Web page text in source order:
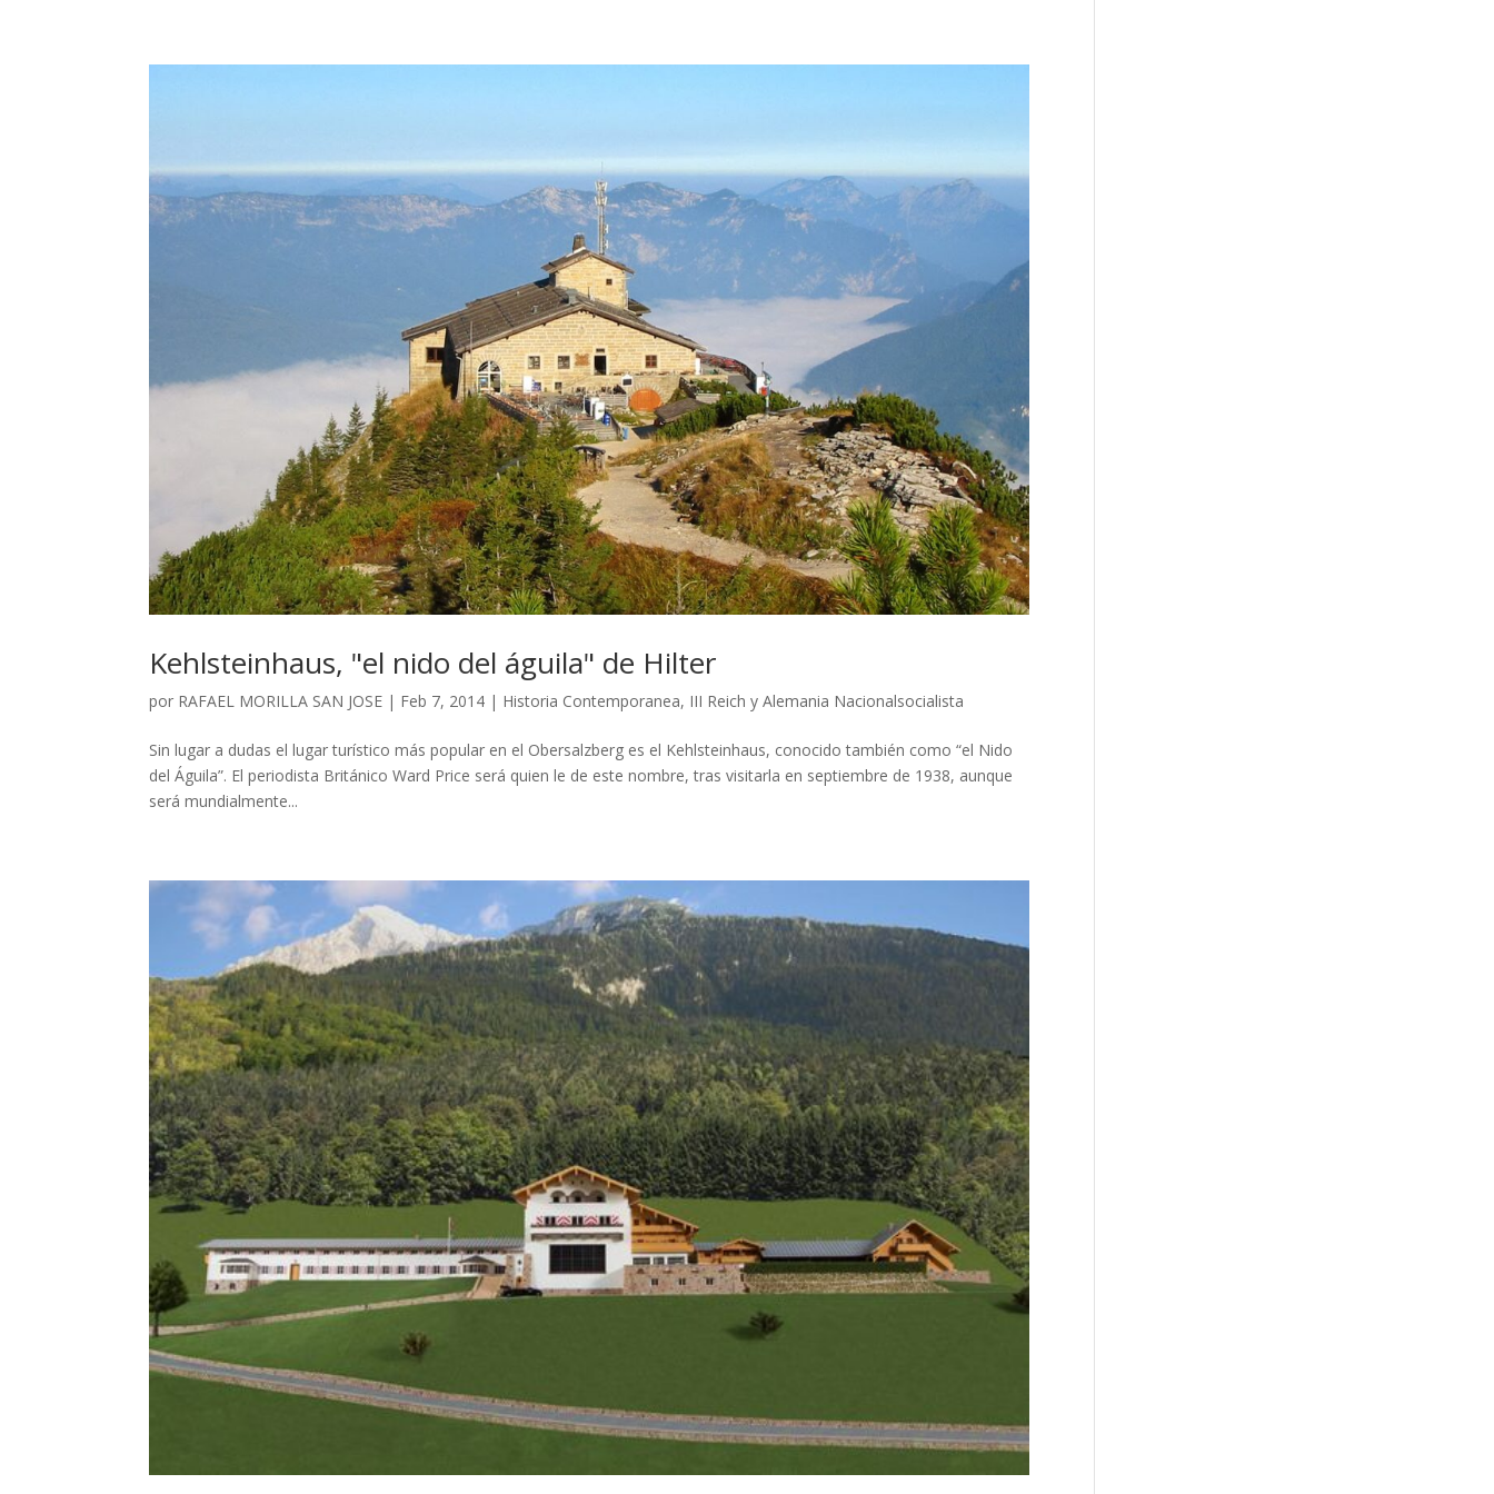
Kehlsteinhaus, "el nido del águila" de Hilter
por RAFAEL MORILLA SAN JOSE | Feb 7, 2014 | Historia Contemporanea, III Reich y Alemania Nacionalsocialista
Sin lugar a dudas el lugar turístico más popular en el Obersalzberg es el Kehlsteinhaus, conocido también como “el Nido
del Águila”. El periodista Británico Ward Price será quien le de este nombre, tras visitarla en septiembre de 1938, aunque
será mundialmente...